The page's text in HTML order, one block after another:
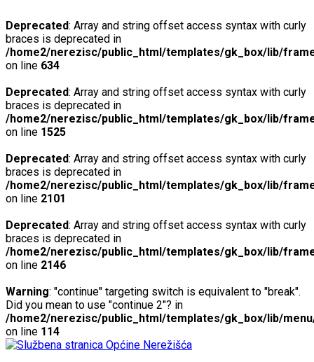
Deprecated: Array and string offset access syntax with curly
braces is deprecated in
/home2/nerezisc/public_html/templates/gk_box/lib/
on line 634
Deprecated: Array and string offset access syntax with curly
braces is deprecated in
/home2/nerezisc/public_html/templates/gk_box/lib/
on line 1525
Deprecated: Array and string offset access syntax with curly
braces is deprecated in
/home2/nerezisc/public_html/templates/gk_box/lib/
on line 2101
Deprecated: Array and string offset access syntax with curly
braces is deprecated in
/home2/nerezisc/public_html/templates/gk_box/lib/
on line 2146
Warning: "continue" targeting switch is equivalent to "break".
Did you mean to use "continue 2"? in
/home2/nerezisc/public_html/templates/gk_box/lib/
on line 114